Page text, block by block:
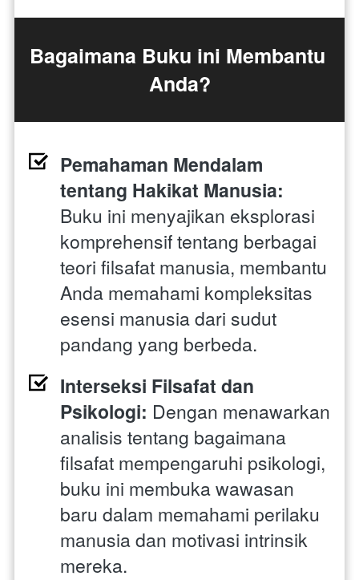
Bagaimana Buku ini Membantu
Anda?
Pemahaman Mendalam
tentang Hakikat Manusia:
Buku ini menyajikan eksplorasi
komprehensif tentang berbagai
teori filsafat manusia, membantu
Anda memahami kompleksitas
esensi manusia dari sudut
pandang yang berbeda.
Interseksi Filsafat dan
Psikologi: Dengan menawarkan
analisis tentang bagaimana
filsafat mempengaruhi psikologi,
buku ini membuka wawasan
baru dalam memahami perilaku
manusia dan motivasi intrinsik
mereka.